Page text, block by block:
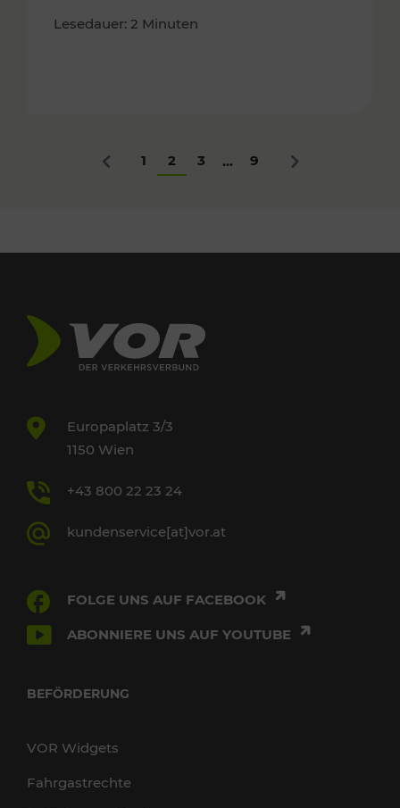
Lesedauer: 2 Minuten
Zurück
1 2 3 ... 9 Nächstes
Europaplatz 3/3
1150 Wien
+43 800 22 23 24
kundenservice[at]vor.at
FOLGE UNS AUF FACEBOOK
ABONNIERE UNS AUF YOUTUBE
BEFÖRDERUNG
VOR Widgets
Fahrgastrechte